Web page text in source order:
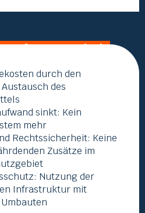
einen Blick
durch den
des
sinkt: Kein
mehr
Rechtssicherheit: Keine
Zusätze im
Nutzung der
Infrastruktur mit